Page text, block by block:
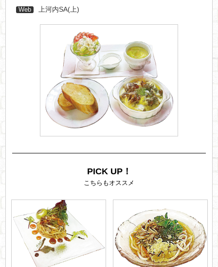
Web 上河内SA(上)
PICK UP！
こちらもオススメ